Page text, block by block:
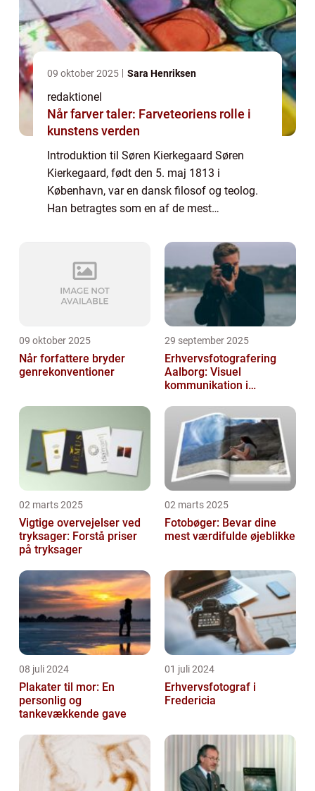
09 oktober 2025 Sara Henriksen
redaktionel
Når farver taler: Farveteoriens rolle i
kunstens verden
Introduktion til Søren Kierkegaard Søren
Kierkegaard, født den 5. maj 1813 i
København, var en dansk filosof og teolog.
Han betragtes som en af de mest
århundrede og en grundlægger af
eksistentialismen. Hans tanker h...
09 oktober 2025
Når forfattere bryder
genrekonventioner
29 september 2025
Erhvervsfotografering
Aalborg: Visuel
kommunikation i
02 marts 2025
Vigtige overvejelser ved
tryksager: Forstå priser
på tryksager
02 marts 2025
Fotobøger: Bevar dine
mest værdifulde øjeblikke
08 juli 2024
Plakater til mor: En
personlig og
tankevækkende gave
01 juli 2024
Erhvervsfotograf i
Fredericia